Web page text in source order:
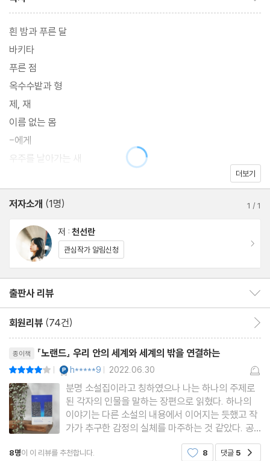
돌아왔다. 『노랜드』에는 멸망하는 세계 속에서도 느리지만 꿋꿋하
게 희망을 곁에 두는 열 편의 작품이 담겨 있다. SF 소설이기도 하고
순문학이기도 하며, 아포칼립스 서사이자 추리와 스릴러를 넘나드
는, 느리지만 자유롭고 아름답지만 무서운 이야기들이다.
분명 가상의 이야기이건만, 『노랜드』 속 인물들은 당장이라도 우리
가 사는 이 세계로 뛰쳐나올 것처럼 생생하게 살아 있다. 그건 아마
도 ‘사랑하고 싶어 소설을 읽고, 삶을 알고 싶어 소설을 읽는다’는 작
가의 마음이 소설집 곳곳에 온전히 담겨서일 것이다. 천선란 작가는
소설 속 인물의 입을 빌려 우리에게 묻는다. ‘언니는 나를 믿어
요?’라고. 그 물음은 ‘나를 믿어요?’라는 확인으로도, ‘소설을 믿나
요?’라는 질문으로도, ‘소설이 느리지만 반드시 이 세계를 더 나아지
게 한다는 걸 믿으세요?’라는 외침으로도 들린다.
읽어나갈 때, 소설 바깥에서 불어온 시원하고 파리한 바람은 우리의
눈을 멀게 했던 까맣고 역한 불행을 저만치 치워버릴 수 있다. 그리
고 그제야 비로소 우리는 푸른 점들로 가득한 저 너머를, 가상의 세
계가 아닌 수많은 진짜 이야기가 묻혀 있는 아름다운 땅 ‘노랜드’를
보게 될 것이다. “사랑하고 싶어 소설을 읽고, 삶을 알고 싶어 소설
을 읽는, 가끔은 더 지치고 싶어 소설을 읽는” 모든 사람들과 함께.
흰 밤과 푸른 달
바키타
푸른 점
옥수수밭과 형
제, 재
이름 없는 몸
-에게
우주를 날아가는 새
작가의 말
더보기
저자소개 (1명) 1 /1
저 : 천선란
관심작가 알림신청
출판사 리뷰
회원리뷰 (74건)
종이책 『노랜드』 우리 안의 세계와 세계의 밖을 연결하는
| h*****9 | 2022.06.30
분명 소설집이라고 칭하였으나 나는 하나의 주제로
된 각자의 인물을 말하는 장편으로 읽혔다. 하나의
이야기는 다른 소설의 내용에서 이어지는 듯했고 작
가가 추구한 감정의 실체를 마주하는 것 같았다. 공
통된 단어의 언급이 그렇다. 우주와 외계 생명체, 지
구. 우리가 이 세계에서 아주 잠시 머물 뿐이라는 것
8명이 이 리뷰를 추천합니다. 8 댓글 5